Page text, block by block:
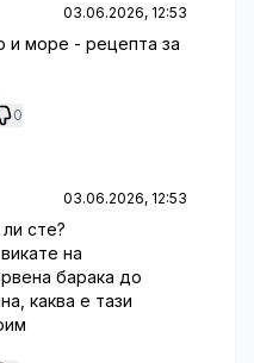
03.06.2026, 12:53
и море - рецепта за
0
03.06.2026, 12:53
сте?
на
барака до
каква е тази